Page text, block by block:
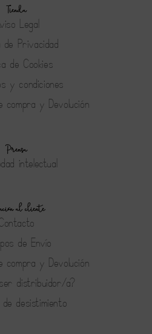
Tienda
Legal
de Privacidad
de Cookies
y condiciones
compra y Devolución
Prensa
intelectual
al cliente
de Envío
compra y Devolución
distribuidor/a?
desistimiento